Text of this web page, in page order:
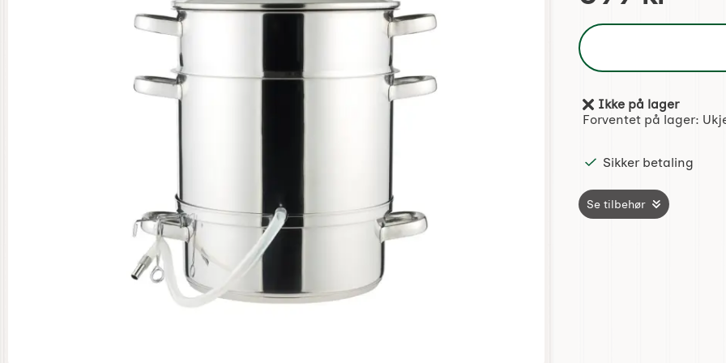
Produkttilgjengelighet:
Ikke på lager
Forventet på lager:
Sikker betaling
Se tilbehør